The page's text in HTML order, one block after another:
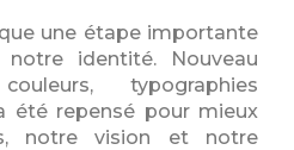
une étape importante
notre identité. Nouveau
typographies
été repensé pour mieux
notre vision et notre